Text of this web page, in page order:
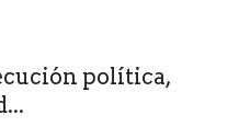
política,